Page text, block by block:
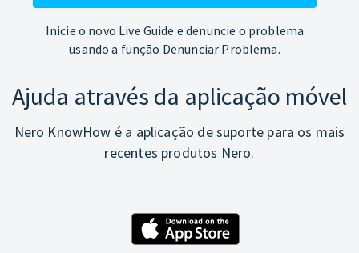
Inicie o novo Live Guide e denuncie o problema
usando a função Denunciar Problema.
Ajuda através da aplicação móvel
Nero KnowHow é a aplicação de suporte para os mais
recentes produtos Nero.